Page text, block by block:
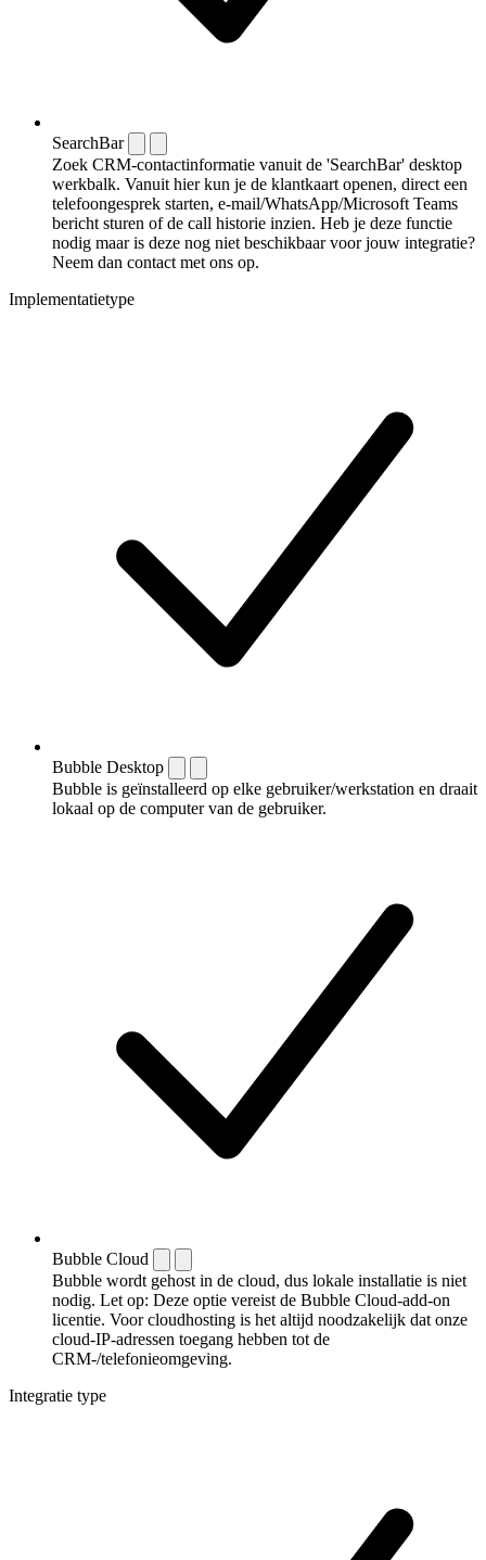
SearchBar
Zoek CRM-contactinformatie vanuit de 'SearchBar' desktop
werkbalk. Vanuit hier kun je de klantkaart openen, direct een
telefoongesprek starten, e-mail/WhatsApp/Microsoft Teams
bericht sturen of de call historie inzien. Heb je deze functie
nodig maar is deze nog niet beschikbaar voor jouw integratie?
Neem dan contact met ons op.
Implementatietype
Bubble Desktop
Bubble is geïnstalleerd op elke gebruiker/werkstation en draait
lokaal op de computer van de gebruiker.
Bubble Cloud
Bubble wordt gehost in de cloud, dus lokale installatie is niet
nodig. Let op: Deze optie vereist de Bubble Cloud-add-on
licentie. Voor cloudhosting is het altijd noodzakelijk dat onze
cloud-IP-adressen toegang hebben tot de
CRM-/telefonieomgeving.
Integratie type